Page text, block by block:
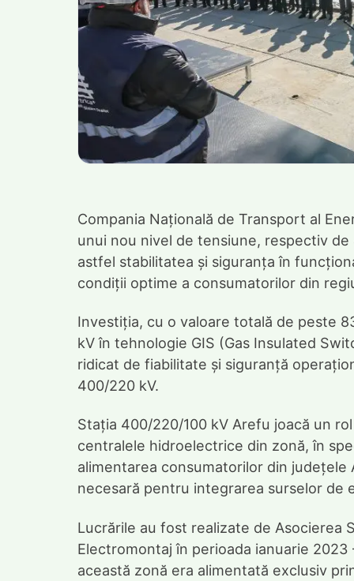
Compania Națională de Transport al
unui nou nivel de tensiune, respectiv
astfel stabilitatea și siguranța în
condiții optime a consumatorilor din
Investiția, cu o valoare totală de peste
kV în tehnologie GIS (Gas Insulated
ridicat de fiabilitate și siguranță
400/220 kV.
Stația 400/220/100 kV Arefu joacă un
centralele hidroelectrice din zonă, în
alimentarea consumatorilor din județele
necesară pentru integrarea surselor de
Lucrările au fost realizate de Asocierea
Electromontaj în perioada ianuarie
această zonă era alimentată exclusiv